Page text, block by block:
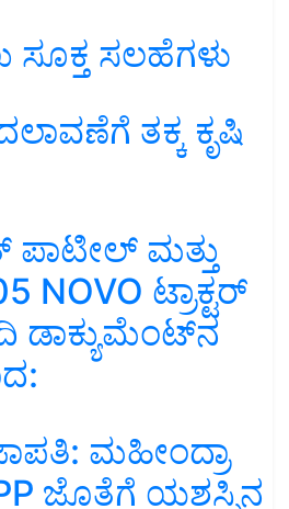
ಸೂಕ್ತ ಸಲಹೆಗಳು
ತಕ್ಕ ಕೃಷಿ
ಮತ್ತು
NOVO ಟ್ರಾಕ್ಟರ್
ಡಾಕ್ಯುಮೆಂಟ್‌ನ
ಮಹೀಂದ್ರಾ
ಜೊತೆಗೆ ಯಶಸ್ಸಿನ